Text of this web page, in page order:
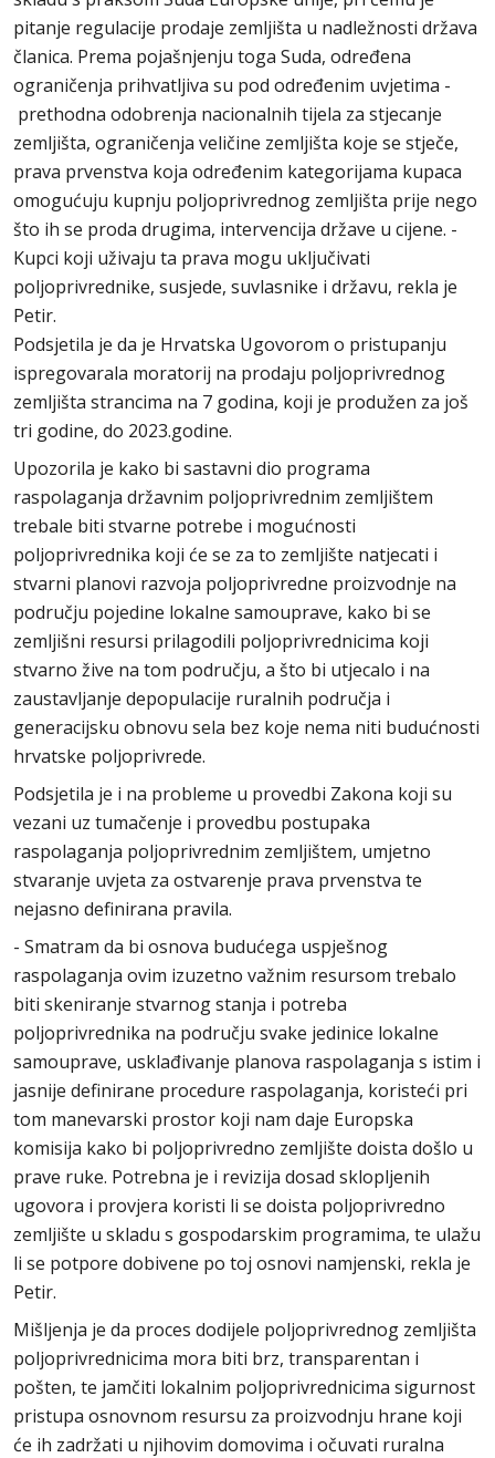
pitanje regulacije prodaje zemljišta u nadležnosti država
članica. Prema pojašnjenju toga Suda, određena
ograničenja prihvatljiva su pod određenim uvjetima -
prethodna odobrenja nacionalnih tijela za stjecanje
zemljišta, ograničenja veličine zemljišta koje se stječe,
prava prvenstva koja određenim kategorijama kupaca
omogućuju kupnju poljoprivrednog zemljišta prije nego
što ih se proda drugima, intervencija države u cijene. -
Kupci koji uživaju ta prava mogu uključivati
poljoprivrednike, susjede, suvlasnike i državu, rekla je
Petir.
Podsjetila je da je Hrvatska Ugovorom o pristupanju
ispregovarala moratorij na prodaju poljoprivrednog
zemljišta strancima na 7 godina, koji je produžen za još
tri godine, do 2023.godine.
Upozorila je kako bi sastavni dio programa
raspolaganja državnim poljoprivrednim zemljištem
trebale biti stvarne potrebe i mogućnosti
poljoprivrednika koji će se za to zemljište natjecati i
stvarni planovi razvoja poljoprivredne proizvodnje na
području pojedine lokalne samouprave, kako bi se
zemljišni resursi prilagodili poljoprivrednicima koji
stvarno žive na tom području, a što bi utjecalo i na
zaustavljanje depopulacije ruralnih područja i
generacijsku obnovu sela bez koje nema niti budućnosti
hrvatske poljoprivrede.
Podsjetila je i na probleme u provedbi Zakona koji su
vezani uz tumačenje i provedbu postupaka
raspolaganja poljoprivrednim zemljištem, umjetno
stvaranje uvjeta za ostvarenje prava prvenstva te
nejasno definirana pravila.
- Smatram da bi osnova budućega uspješnog
raspolaganja ovim izuzetno važnim resursom trebalo
biti skeniranje stvarnog stanja i potreba
poljoprivrednika na području svake jedinice lokalne
samouprave, usklađivanje planova raspolaganja s istim i
jasnije definirane procedure raspolaganja, koristeći pri
tom manevarski prostor koji nam daje Europska
komisija kako bi poljoprivredno zemljište doista došlo u
prave ruke. Potrebna je i revizija dosad sklopljenih
ugovora i provjera koristi li se doista poljoprivredno
zemljište u skladu s gospodarskim programima, te ulažu
li se potpore dobivene po toj osnovi namjenski, rekla je
Petir.
Mišljenja je da proces dodijele poljoprivrednog zemljišta
poljoprivrednicima mora biti brz, transparentan i
pošten, te jamčiti lokalnim poljoprivrednicima sigurnost
pristupa osnovnom resursu za proizvodnju hrane koji
će ih zadržati u njihovim domovima i očuvati ruralna